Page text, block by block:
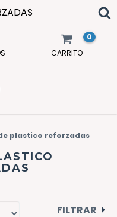
CARRITO
0
plastico reforzadas
FILTRAR